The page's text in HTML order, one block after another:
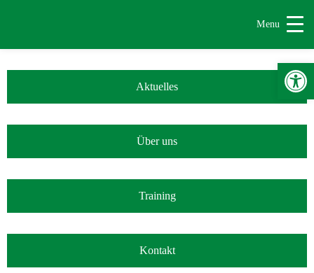
Menu
Aktuelles
Über uns
Training
Kontakt